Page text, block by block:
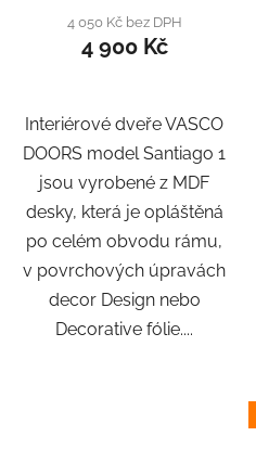
4 050 Kč bez DPH
4 900 Kč
Interiérové dveře VASCO
DOORS model Santiago 1
jsou vyrobené z MDF
desky, která je opláštěná
po celém obvodu rámu,
v povrchových úpravách
decor Design nebo
Decorative fólie....